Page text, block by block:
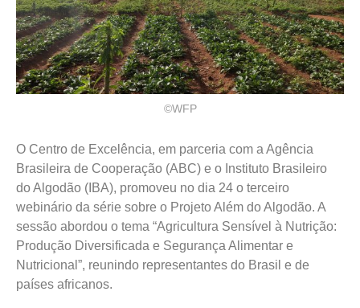
©WFP
O Centro de Excelência, em parceria com a Agência
Brasileira de Cooperação (ABC) e o Instituto Brasileiro
do Algodão (IBA), promoveu no dia 24 o terceiro
webinário da série sobre o Projeto Além do Algodão. A
sessão abordou o tema “Agricultura Sensível à Nutrição:
Produção Diversificada e Segurança Alimentar e
Nutricional”, reunindo representantes do Brasil e de
países africanos.